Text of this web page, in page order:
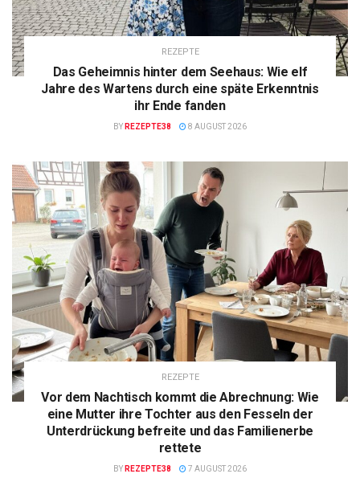
REZEPTE
Das Geheimnis hinter dem Seehaus: Wie elf
Jahre des Wartens durch eine späte Erkenntnis
ihr Ende fanden
BY REZEPTE38 8 AUGUST 2026
REZEPTE
Vor dem Nachtisch kommt die Abrechnung: Wie
eine Mutter ihre Tochter aus den Fesseln der
Unterdrückung befreite und das Familienerbe
rettete
BY REZEPTE38 7 AUGUST 2026